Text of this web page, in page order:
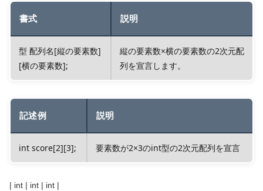
書式 説明
型 配列名[縦の要素数]
[横の要素数];
縦の要素数×横の要素数の2次元配
列を宣言します。
記述例 説明
int score[2][3]; 要素数が2×3のint型の2次元配列を宣言
| int | int | int |